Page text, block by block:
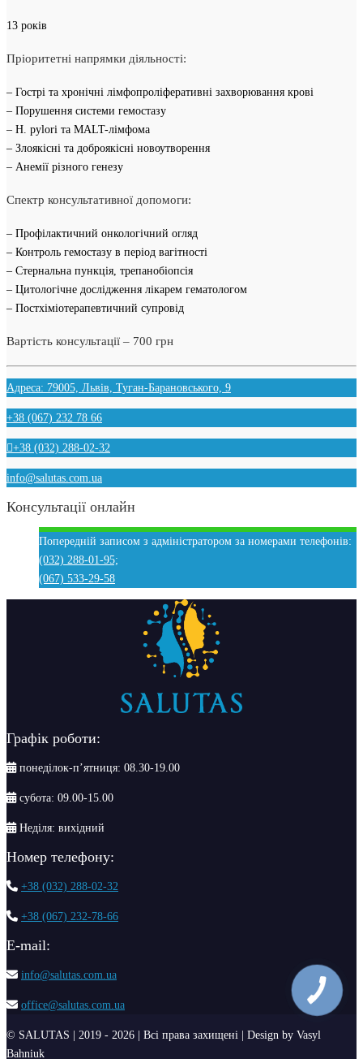
13 років
Пріоритетні напрямки діяльності:
– Гострі та хронічні лімфопроліферативні захворювання крові
– Порушення системи гемостазу
– H. pylori та MALT-лімфома
– Злоякісні та доброякісні новоутворення
– Анемії різного генезу
Спектр консультативної допомоги:
– Профілактичний онкологічний огляд
– Контроль гемостазу в період вагітності
– Стернальна пункція, трепанобіопсія
– Цитологічне дослідження лікарем гематологом
– Постхіміотерапевтичний супровід
Вартість консультації – 700 грн
Адреса: 79005, Львів, Туган-Барановського, 9
+38 (067) 232 78 66
+38 (032) 288-02-32
info@salutas.com.ua
Консультації онлайн
Попередній записом з адміністратором за номерами телефонів:
(032) 288-01-95;
(067) 533-29-58
Графік роботи:
понеділок-п’ятниця: 08.30-19.00
субота: 09.00-15.00
Неділя: вихідний
Номер телефону:
+38 (032) 288-02-32
+38 (067) 232-78-66
Е-mail:
info@salutas.com.ua
office@salutas.com.ua
© SALUTAS | 2019 - 2026 | Всі права захищені | Design by Vasyl
Bahniuk